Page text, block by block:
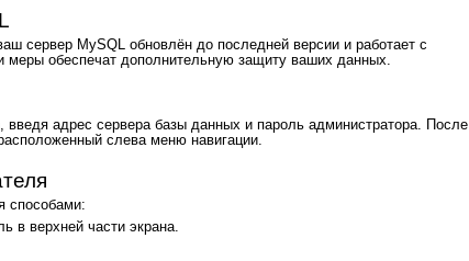
сервер MySQL обновлён до последней версии и работает с
обеспечат дополнительную защиту ваших данных.
адрес сервера базы данных и пароль администратора. После
слева меню навигации.
способами:
в верхней части экрана.